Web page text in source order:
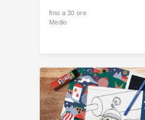
fino a 30 ore
Medio